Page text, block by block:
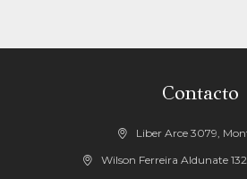
Contacto
Liber Arce 3079,
Wilson Ferreira Aldunate